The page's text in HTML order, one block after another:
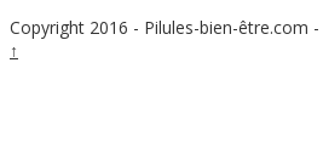
Copyright 2016 - Pilules-bien-être.com -
↑